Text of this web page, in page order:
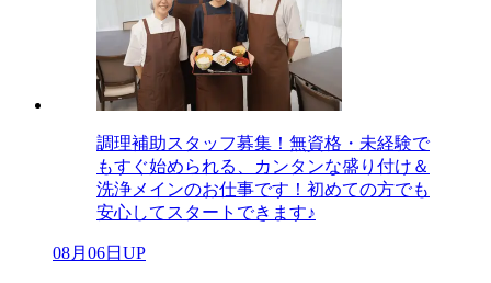
調理補助スタッフ募集！無資格・未経験で
もすぐ始められる、カンタンな盛り付け＆
洗浄メインのお仕事です！初めての方でも
安心してスタートできます♪
08月06日UP